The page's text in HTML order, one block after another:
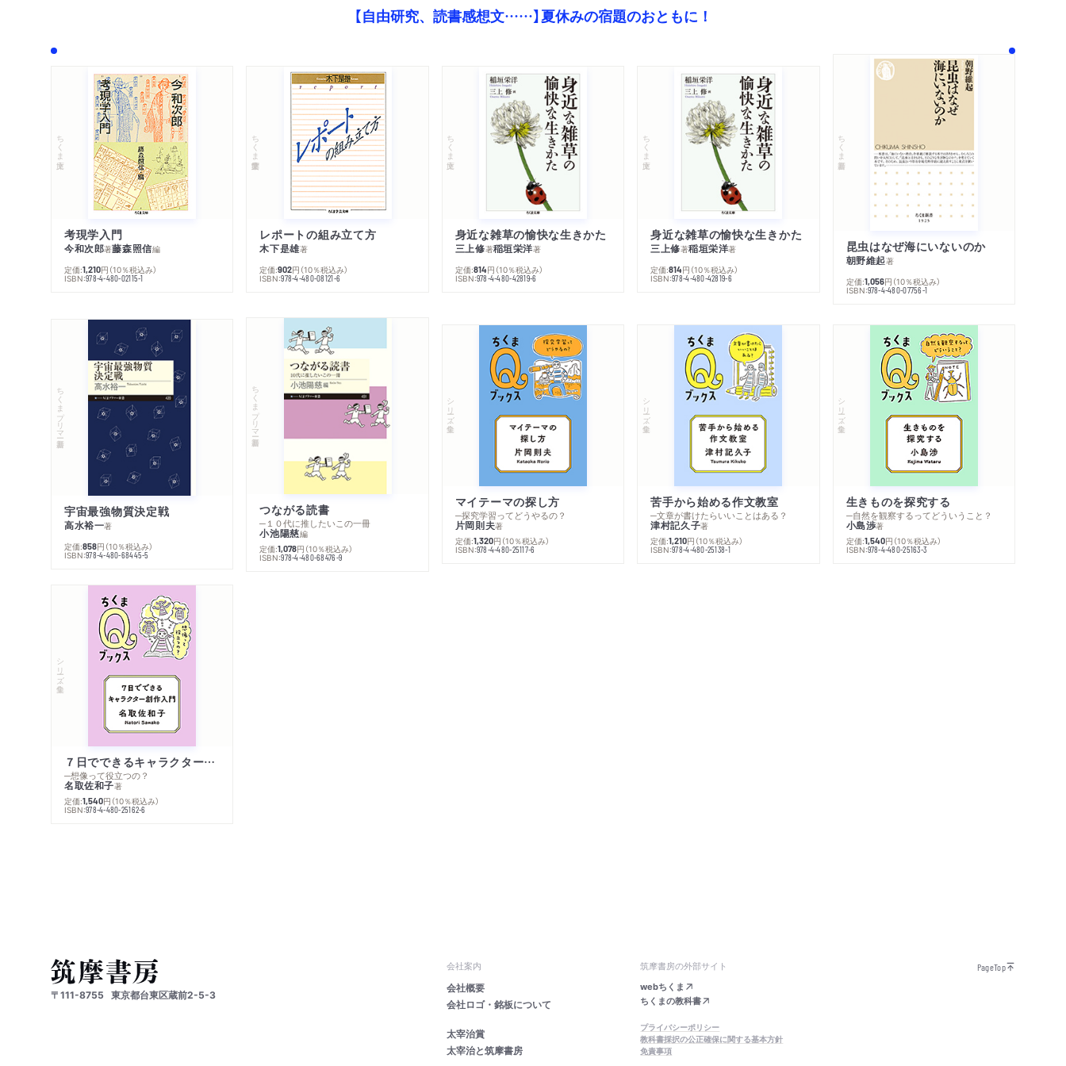
【自由研究、読書感想文……】夏休みの宿題のおともに！
ちくま文庫
考現学入門
今和次郎著藤森照信編
定価:1,210円 （10％税込み）
ISBN:978-4-480-02115-1
ちくま学芸文庫
レポートの組み立て方
木下是雄著
定価:902円 （10％税込み）
ISBN:978-4-480-08121-6
ちくま文庫
身近な雑草の愉快な生きかた
三上修著稲垣栄洋著
定価:814円 （10％税込み）
ISBN:978-4-480-42819-6
ちくま文庫
身近な雑草の愉快な生きかた
三上修著稲垣栄洋著
定価:814円 （10％税込み）
ISBN:978-4-480-42819-6
ちくま新書
昆虫はなぜ海にいないのか
朝野維起著
定価:1,056円 （10％税込み）
ISBN:978-4-480-07756-1
ちくまプリマー新書
宇宙最強物質決定戦
高水裕一著
定価:858円 （10％税込み）
ISBN:978-4-480-68445-5
ちくまプリマー新書
つながる読書
─１０代に推したいこの一冊
小池陽慈編
定価:1,078円 （10％税込み）
ISBN:978-4-480-68476-9
シリーズ・全集
マイテーマの探し方
─探究学習ってどうやるの？
片岡則夫著
定価:1,320円 （10％税込み）
ISBN:978-4-480-25117-6
シリーズ・全集
苦手から始める作文教室
─文章が書けたらいいことはある？
津村記久子著
定価:1,210円 （10％税込み）
ISBN:978-4-480-25138-1
シリーズ・全集
生きものを探究する
─自然を観察するってどういうこと？
小島渉著
定価:1,540円 （10％税込み）
ISBN:978-4-480-25163-3
シリーズ・全集
７日でできるキャラクター創作入門
─想像って役立つの？
名取佐和子著
定価:1,540円 （10％税込み）
ISBN:978-4-480-25162-6
〒111-8755 東京都台東区蔵前2-5-3
会社案内
会社概要
会社ロゴ・銘板について
太宰治賞
太宰治と筑摩書房
筑摩書房の外部サイト
webちくま
ちくまの教科書
プライバシーポリシー
教科書採択の公正確保に関する基本方針
免責事項
PageTop